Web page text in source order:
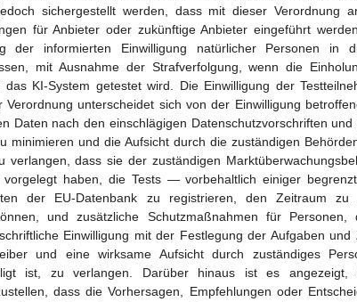
sichergestellt werden, dass mit dieser Verordnung
für Anbieter oder zukünftige Anbieter eingeführt
der informierten Einwilligung natürlicher Personen in
mit Ausnahme der Strafverfolgung, wenn die
KI-System getestet wird. Die Einwilligung der
Verordnung unterscheidet sich von der Einwilligung
Daten nach den einschlägigen Datenschutzvorschriften
minimieren und die Aufsicht durch die zuständigen
verlangen, dass sie der zuständigen
vorgelegt haben, die Tests — vorbehaltlich einiger
der EU-Datenbank zu registrieren, den Zeitraum
und zusätzliche Schutzmaßnahmen für Personen,
Einwilligung mit der Festlegung der Aufgaben und
und eine wirksame Aufsicht durch zuständiges
ist, zu verlangen. Darüber hinaus ist es angezeigt,
dass die Vorhersagen, Empfehlungen oder